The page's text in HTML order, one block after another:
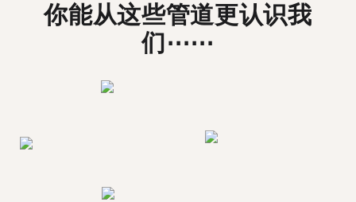
你能从这些管道更认识我
们⋯⋯